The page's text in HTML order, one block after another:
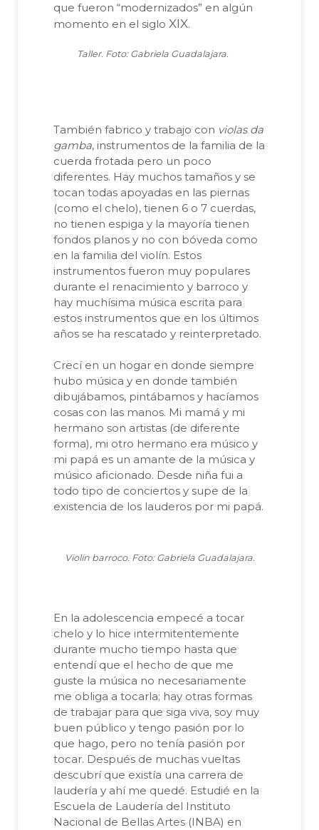
que fueron “modernizados” en algún
momento en el siglo XIX.
Taller. Foto: Gabriela Guadalajara.
También fabrico y trabajo con violas da
gamba, instrumentos de la familia de la
cuerda frotada pero un poco
diferentes. Hay muchos tamaños y se
tocan todas apoyadas en las piernas
(como el chelo), tienen 6 o 7 cuerdas,
no tienen espiga y la mayoría tienen
fondos planos y no con bóveda como
en la familia del violín. Estos
instrumentos fueron muy populares
durante el renacimiento y barroco y
hay muchísima música escrita para
estos instrumentos que en los últimos
años se ha rescatado y reinterpretado.
Crecí en un hogar en donde siempre
hubo música y en donde también
dibujábamos, pintábamos y hacíamos
cosas con las manos. Mi mamá y mi
hermano son artistas (de diferente
forma), mi otro hermano era músico y
mi papá es un amante de la música y
músico aficionado. Desde niña fui a
todo tipo de conciertos y supe de la
existencia de los lauderos por mi papá.
Violín barroco. Foto: Gabriela Guadalajara.
En la adolescencia empecé a tocar
chelo y lo hice intermitentemente
durante mucho tiempo hasta que
entendí que el hecho de que me
guste la música no necesariamente
me obliga a tocarla; hay otras formas
de trabajar para que siga viva, soy muy
buen público y tengo pasión por lo
que hago, pero no tenía pasión por
tocar. Después de muchas vueltas
descubrí que existía una carrera de
laudería y ahí me quedé. Estudié en la
Escuela de Laudería del Instituto
Nacional de Bellas Artes (INBA) en